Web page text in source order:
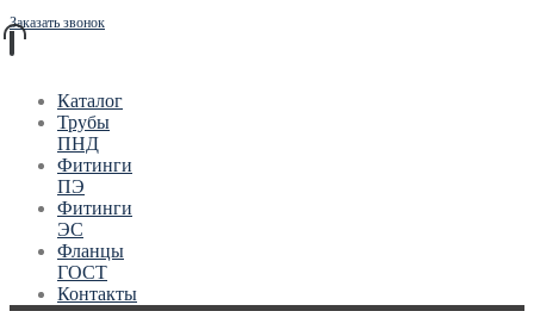
Заказать звонок
Каталог
Трубы
ПНД
Фитинги
ПЭ
Фитинги
ЭС
Фланцы
ГОСТ
Контакты